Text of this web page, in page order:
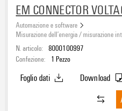
EM CONNECTOR
Automazione e software
Misurazione dell’energia / misurazione
N. articolo: 8000100997
Confezione:
1 Pezzo
Foglio dati
Download